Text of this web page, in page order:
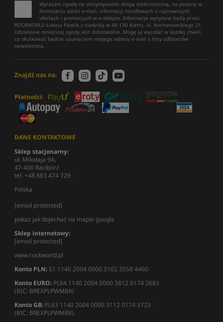
Wyrażam zgodę na otrzymywanie drogą elektroniczną, na podany w
formularzu adres e-mail, informacji handlowych o najnowszych
ofertach i promocjach w e-sklepie. Informacje wysyłane będą przez
ROCKWORLD Łukasz Pawlik z siedzibą w 48-130 Kietrz, ul. Kochanowskiego 21.
Udzielenie niniejszej zgody jest dobrowolne. Mogę ją wycofać w każdej chwili,
co skutkować będzie usunięciem mojego adresu e-mail z listy odbiorców
newslettera.
Znajdź nas na:
Płatności:
DANE KONTAKTOWE
Sklep stacjonarny:
ul. Mikołaja 9A,
47-400 Racibórz
tel. +48 883 474 729
Polska
[email protected]
pokaż jak dojechać na mapie google
Sklep internetowy:
[email protected]
www.rockworld.pl
Konto PLN: 51 1140 2004 0000 3102 3558 4460
Konto EURO: PL64 1140 2004 0000 3812 0174 2683
(BIC: BREXPLPWMBK)
Konto GB: PL63 1140 2004 0000 3112 0174 3723
(BIC: BREXPLPWMBK)